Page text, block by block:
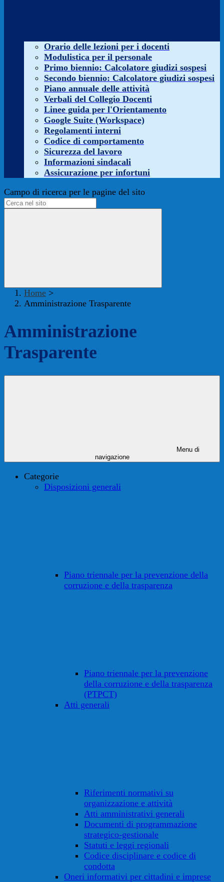
Orario delle lezioni per i docenti
Modulistica per il personale
Primo biennio: Calcolatore giudizi sospesi
Secondo biennio: Calcolatore giudizi sospesi
Piano annuale delle attività
Verbali del Collegio Docenti
Linee guida per l'Orientamento
Google Suite (Workspace)
Regolamenti interni
Codice di comportamento
Sicurezza del lavoro
Informazioni sindacali
Assicurazione per infortuni
Campo di ricerca per le pagine del sito
Home >
Amministrazione Trasparente
Amministrazione
Trasparente
Menu di
navigazione
Categorie
Disposizioni generali
Piano triennale per la prevenzione della
corruzione e della trasparenza
Piano triennale per la prevenzione
della corruzione e della trasparenza
(PTPCT)
Atti generali
Riferimenti normativi su
organizzazione e attività
Atti amministrativi generali
Documenti di programmazione
strategico-gestionale
Statuti e leggi regionali
Codice disciplinare e codice di
condotta
Oneri informativi per cittadini e imprese